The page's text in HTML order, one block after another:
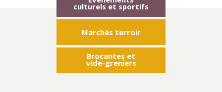
culturels et sportifs
Marchés terroir
Brocantes et
vide-greniers